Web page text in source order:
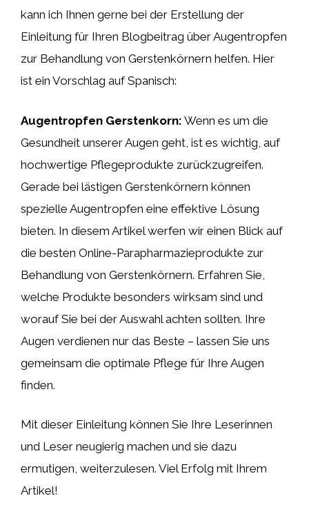
kann ich Ihnen gerne bei der Erstellung der
Einleitung für Ihren Blogbeitrag über Augentropfen
zur Behandlung von Gerstenkörnern helfen. Hier
ist ein Vorschlag auf Spanisch:
Augentropfen Gerstenkorn: Wenn es um die
Gesundheit unserer Augen geht, ist es wichtig, auf
hochwertige Pflegeprodukte zurückzugreifen.
Gerade bei lästigen Gerstenkörnern können
spezielle Augentropfen eine effektive Lösung
bieten. In diesem Artikel werfen wir einen Blick auf
die besten Online-Parapharmazieprodukte zur
Behandlung von Gerstenkörnern. Erfahren Sie,
welche Produkte besonders wirksam sind und
worauf Sie bei der Auswahl achten sollten. Ihre
Augen verdienen nur das Beste – lassen Sie uns
gemeinsam die optimale Pflege für Ihre Augen
finden.
Mit dieser Einleitung können Sie Ihre Leserinnen
und Leser neugierig machen und sie dazu
ermutigen, weiterzulesen. Viel Erfolg mit Ihrem
Artikel!